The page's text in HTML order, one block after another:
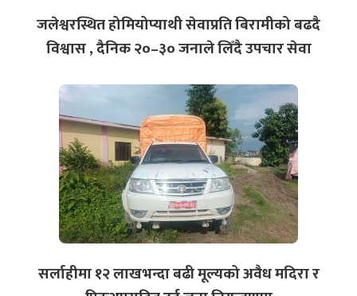
जलेश्वरस्थित होमियोप्याथी सेवाप्रति बिरामीको बढदै
विश्वास , दैनिक २०–३० जनाले लिँदै उपचार सेवा
‎सर्लाहीमा १२ लाखभन्दा बढी मूल्यको अवैध मदिरा र